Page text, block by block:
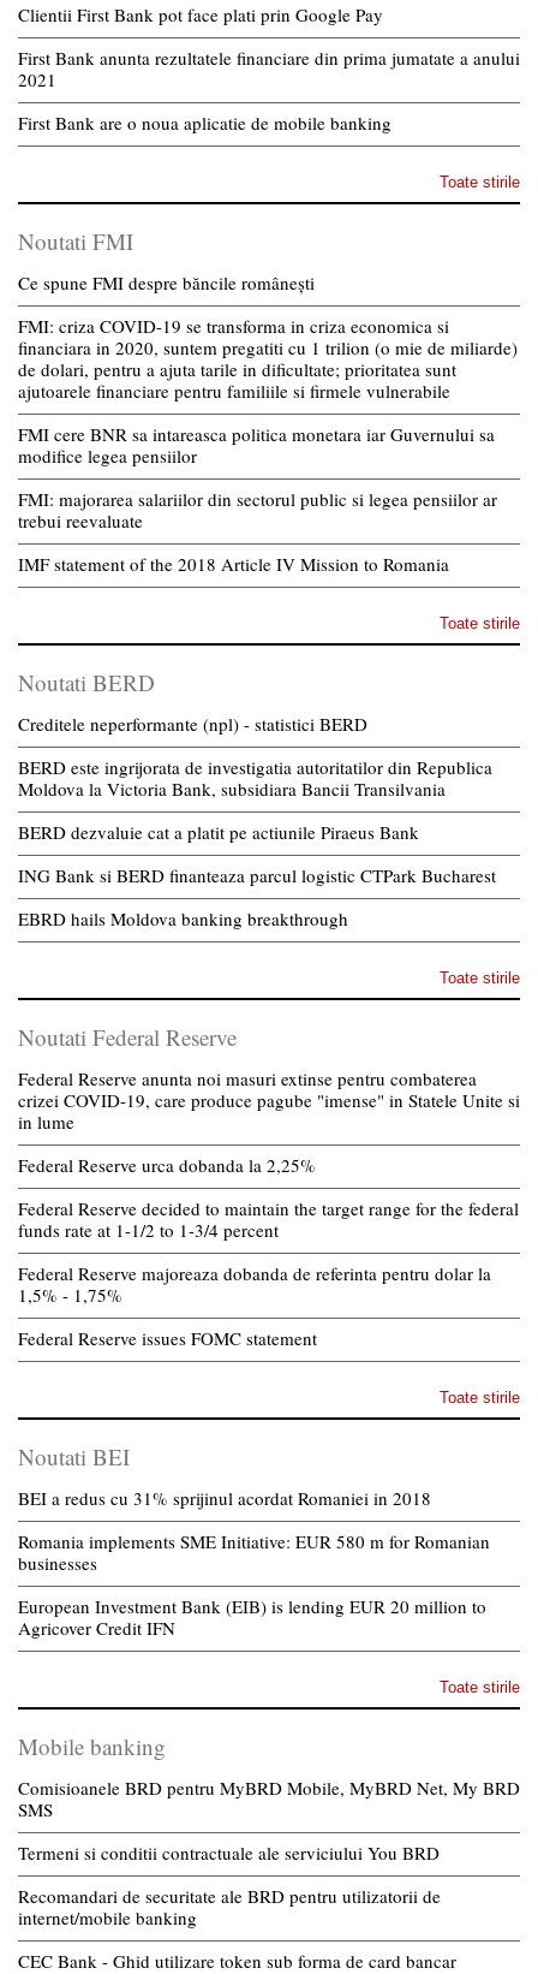
Clientii First Bank pot face plati prin Google Pay
First Bank anunta rezultatele financiare din prima jumatate a anului
2021
First Bank are o noua aplicatie de mobile banking
Toate stirile
Noutati FMI
Ce spune FMI despre băncile românești
FMI: criza COVID-19 se transforma in criza economica si
financiara in 2020, suntem pregatiti cu 1 trilion (o mie de miliarde)
de dolari, pentru a ajuta tarile in dificultate; prioritatea sunt
ajutoarele financiare pentru familiile si firmele vulnerabile
FMI cere BNR sa intareasca politica monetara iar Guvernului sa
modifice legea pensiilor
FMI: majorarea salariilor din sectorul public si legea pensiilor ar
trebui reevaluate
IMF statement of the 2018 Article IV Mission to Romania
Toate stirile
Noutati BERD
Creditele neperformante (npl) - statistici BERD
BERD este ingrijorata de investigatia autoritatilor din Republica
Moldova la Victoria Bank, subsidiara Bancii Transilvania
BERD dezvaluie cat a platit pe actiunile Piraeus Bank
ING Bank si BERD finanteaza parcul logistic CTPark Bucharest
EBRD hails Moldova banking breakthrough
Toate stirile
Noutati Federal Reserve
Federal Reserve anunta noi masuri extinse pentru combaterea
crizei COVID-19, care produce pagube "imense" in Statele Unite si
in lume
Federal Reserve urca dobanda la 2,25%
Federal Reserve decided to maintain the target range for the federal
funds rate at 1-1/2 to 1-3/4 percent
Federal Reserve majoreaza dobanda de referinta pentru dolar la
1,5% - 1,75%
Federal Reserve issues FOMC statement
Toate stirile
Noutati BEI
BEI a redus cu 31% sprijinul acordat Romaniei in 2018
Romania implements SME Initiative: EUR 580 m for Romanian
businesses
European Investment Bank (EIB) is lending EUR 20 million to
Agricover Credit IFN
Toate stirile
Mobile banking
Comisioanele BRD pentru MyBRD Mobile, MyBRD Net, My BRD
SMS
Termeni si conditii contractuale ale serviciului You BRD
Recomandari de securitate ale BRD pentru utilizatorii de
internet/mobile banking
CEC Bank - Ghid utilizare token sub forma de card bancar